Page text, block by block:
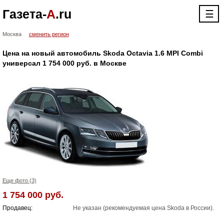
Газета-А.ru ☰
Москва сменить регион
Цена на новый автомобиль Skoda Octavia 1.6 MPI Combi
универсал 1 754 000 руб. в Москве
Еще фото (3)
1 754 000 руб.
Продавец: Не указан (рекомендуемая цена Skoda в России).